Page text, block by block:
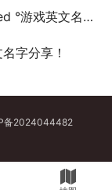
英文名字分享！
字分享！
备2024044482